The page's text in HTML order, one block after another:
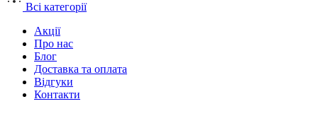
Всі категорії
Акції
Про нас
Блог
Доставка та оплата
Відгуки
Контакти